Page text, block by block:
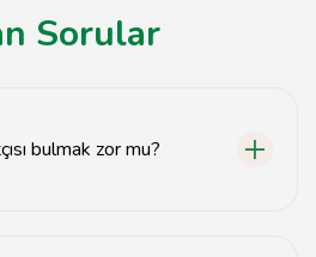
Sorular
bulmak zor mu?